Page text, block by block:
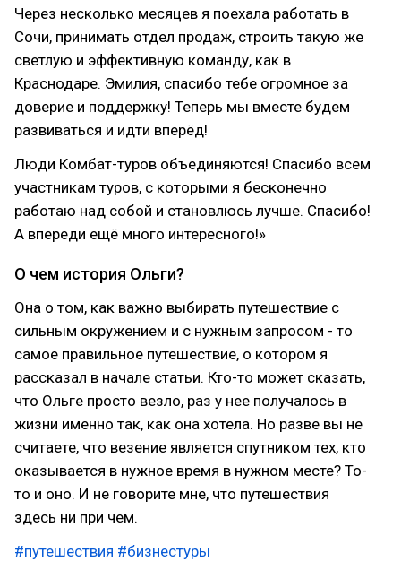
Через несколько месяцев я поехала работать в
Сочи, принимать отдел продаж, строить такую же
светлую и эффективную команду, как в
Краснодаре. Эмилия, спасибо тебе огромное за
доверие и поддержку! Теперь мы вместе будем
развиваться и идти вперёд!
Люди Комбат-туров объединяются! Спасибо всем
участникам туров, с которыми я бесконечно
работаю над собой и становлюсь лучше. Спасибо!
А впереди ещё много интересного!»
О чем история Ольги?
Она о том, как важно выбирать путешествие с
сильным окружением и с нужным запросом - то
самое правильное путешествие, о котором я
рассказал в начале статьи. Кто-то может сказать,
что Ольге просто везло, раз у нее получалось в
жизни именно так, как она хотела. Но разве вы не
считаете, что везение является спутником тех, кто
оказывается в нужное время в нужном месте? То-
то и оно. И не говорите мне, что путешествия
здесь ни при чем.
#путешествия #бизнестуры